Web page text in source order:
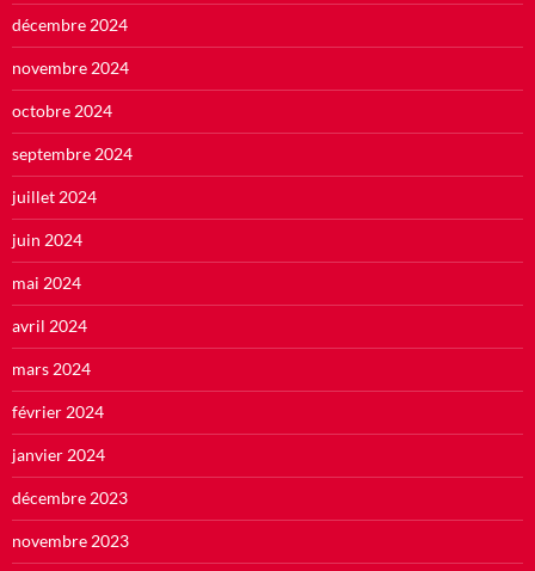
décembre 2024
novembre 2024
octobre 2024
septembre 2024
juillet 2024
juin 2024
mai 2024
avril 2024
mars 2024
février 2024
janvier 2024
décembre 2023
novembre 2023